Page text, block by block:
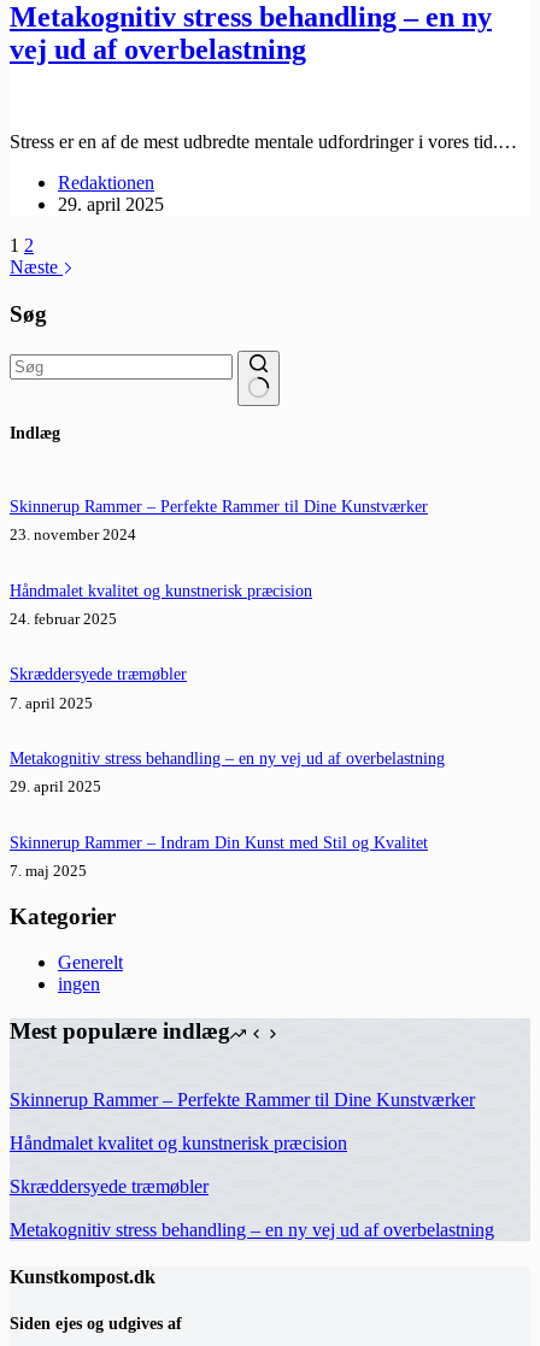
Metakognitiv stress behandling – en ny
vej ud af overbelastning
Stress er en af de mest udbredte mentale udfordringer i vores tid.…
Redaktionen
29. april 2025
1 2
Næste
Søg
resultater
Indlæg
Skinnerup Rammer – Perfekte Rammer til Dine Kunstværker
23. november 2024
Håndmalet kvalitet og kunstnerisk præcision
24. februar 2025
Skræddersyede træmøbler
7. april 2025
Metakognitiv stress behandling – en ny vej ud af overbelastning
29. april 2025
Skinnerup Rammer – Indram Din Kunst med Stil og Kvalitet
7. maj 2025
Kategorier
Generelt
ingen
Mest populære indlæg
Skinnerup Rammer – Perfekte Rammer til Dine Kunstværker
Håndmalet kvalitet og kunstnerisk præcision
Skræddersyede træmøbler
Metakognitiv stress behandling – en ny vej ud af overbelastning
Kunstkompost.dk
Siden ejes og udgives af